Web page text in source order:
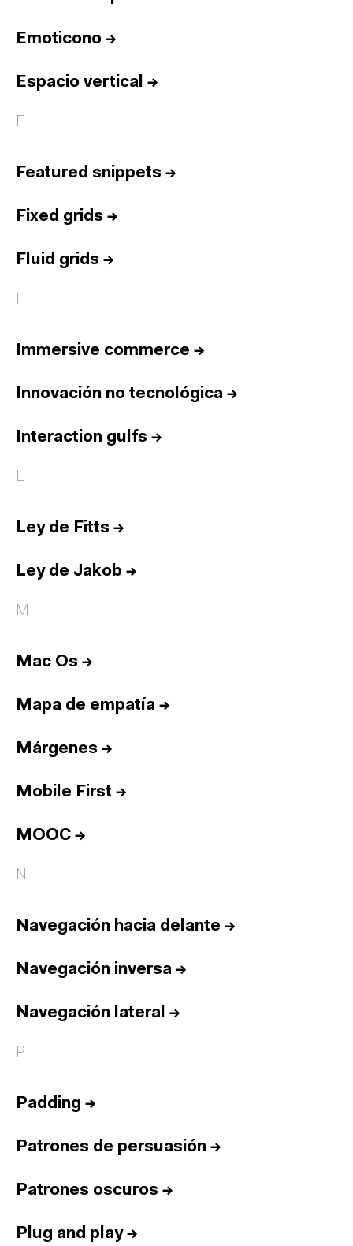
Emoticono →
Espacio vertical →
F
Featured snippets →
Fixed grids →
Fluid grids →
I
Immersive commerce →
Innovación no tecnológica →
Interaction gulfs →
L
Ley de Fitts →
Ley de Jakob →
M
Mac Os →
Mapa de empatía →
Márgenes →
Mobile First →
MOOC →
N
Navegación hacia delante →
Navegación inversa →
Navegación lateral →
P
Padding →
Patrones de persuasión →
Patrones oscuros →
Plug and play→